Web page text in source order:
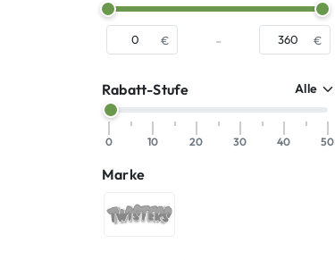
€ - €
Rabatt-Stufe
0 10 20 30 40 50
Marke
TWISTERS®